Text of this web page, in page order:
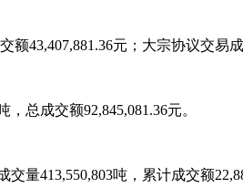
43,407,881.36元；大宗协议交易
总成交额92,845,081.36元。
量413,550,803吨，累计成交额